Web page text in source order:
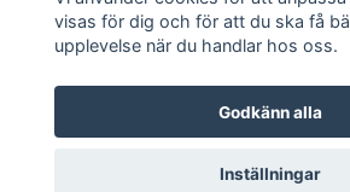
© 2026 Hemmets lilla
visas för dig och för att du ska få
upplevelse när du handlar hos oss.
Godkänn alla
Inställningar